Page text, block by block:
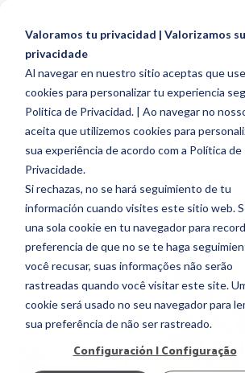
Valoramos tu privacidad | Valorizamos
privacidade
Al navegar en nuestro sitio aceptas que
cookies para personalizar tu experiencia
Politica de Privacidad. | Ao navegar no
aceita que utilizemos cookies para
sua experiência de acordo com a Política de
Privacidade.
Si rechazas, no se hará seguimiento de tu
información cuando visites este sitio web.
una sola cookie en tu navegador para
preferencia de que no se te haga
você recusar, suas informações não serão
rastreadas quando você visitar este site.
cookie será usado no seu navegador para
sua preferência de não ser rastreado.
Configuración | Configuração
HR TOPICS
WEBINAR